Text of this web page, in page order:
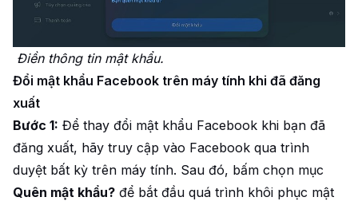
Điền thông tin mật khẩu.
Đổi mật khẩu Facebook trên máy tính khi đã đăng
xuất
Bước 1: Để thay đổi mật khẩu Facebook khi bạn đã
đăng xuất, hãy truy cập vào Facebook qua trình
duyệt bất kỳ trên máy tính. Sau đó, bấm chọn mục
Quên mật khẩu? để bắt đầu quá trình khôi phục mật